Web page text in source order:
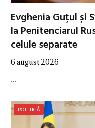
Evghenia Guțul și
la Penitenciarul
celule separate
6 august 2026
…
POLITICĂ